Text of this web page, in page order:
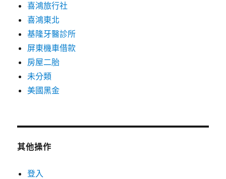
喜鴻旅行社
喜鴻東北
基隆牙醫診所
屏東機車借款
房屋二胎
未分類
美國黑金
其他操作
登入